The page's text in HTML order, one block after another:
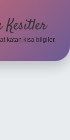
Kesitler
katan kısa bilgiler.